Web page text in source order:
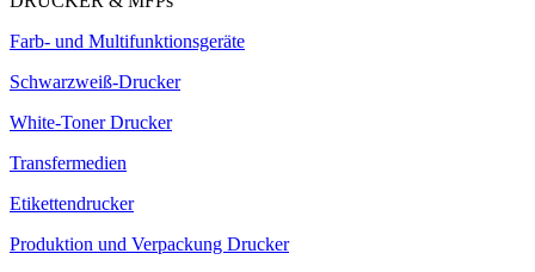
Farb- und Multifunktionsgeräte
Schwarzweiß-Drucker
White-Toner Drucker
Transfermedien
Etikettendrucker
Produktion und Verpackung Drucker